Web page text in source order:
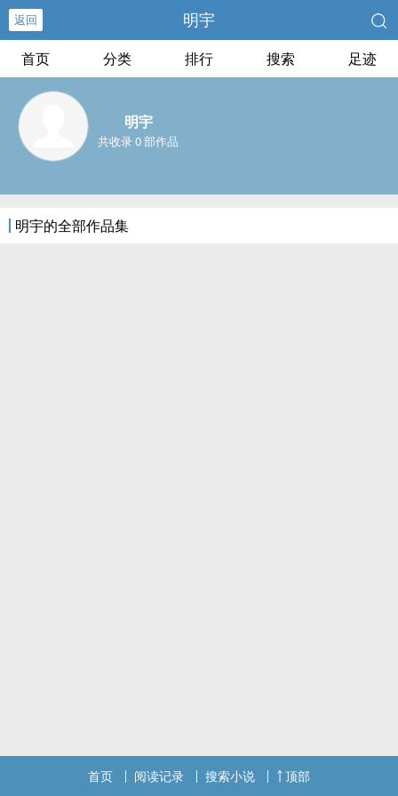
返回 明宇
首页 分类 排行 搜索 足迹
明宇
共收录 0 部作品
明宇的全部作品集
首页 阅读记录 搜索小说 顶部